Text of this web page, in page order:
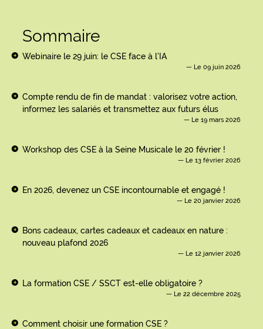
Sommaire
Webinaire le 29 juin: le CSE face à l'IA
Le 09 juin 2026
Compte rendu de fin de mandat : valorisez votre action,
informez les salariés et transmettez aux futurs élus
Le 19 mars 2026
Workshop des CSE à la Seine Musicale le 20 février !
Le 13 février 2026
En 2026, devenez un CSE incontournable et engagé !
Le 20 janvier 2026
Bons cadeaux, cartes cadeaux et cadeaux en nature :
nouveau plafond 2026
Le 12 janvier 2026
La formation CSE / SSCT est-elle obligatoire ?
Le 22 décembre 2025
Comment choisir une formation CSE ?